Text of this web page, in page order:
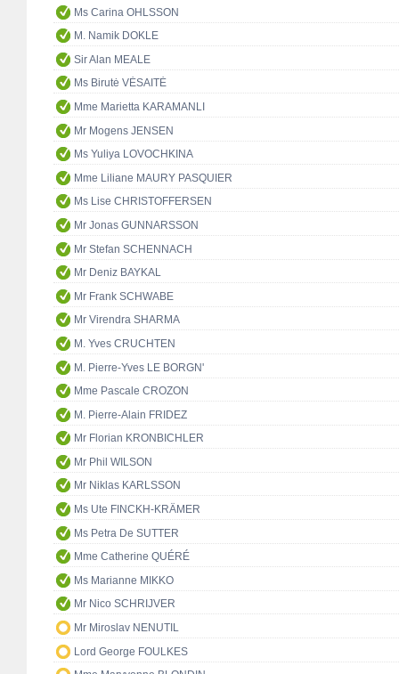
Ms Carina OHLSSON
M. Namik DOKLE
Sir Alan MEALE
Ms Birutė VĖSAITĖ
Mme Marietta KARAMANLI
Mr Mogens JENSEN
Ms Yuliya LOVOCHKINA
Mme Liliane MAURY PASQUIER
Ms Lise CHRISTOFFERSEN
Mr Jonas GUNNARSSON
Mr Stefan SCHENNACH
Mr Deniz BAYKAL
Mr Frank SCHWABE
Mr Virendra SHARMA
M. Yves CRUCHTEN
M. Pierre-Yves LE BORGN'
Mme Pascale CROZON
M. Pierre-Alain FRIDEZ
Mr Florian KRONBICHLER
Mr Phil WILSON
Mr Niklas KARLSSON
Ms Ute FINCKH-KRÄMER
Ms Petra De SUTTER
Mme Catherine QUÉRÉ
Ms Marianne MIKKO
Mr Nico SCHRIJVER
Mr Miroslav NENUTIL
Lord George FOULKES